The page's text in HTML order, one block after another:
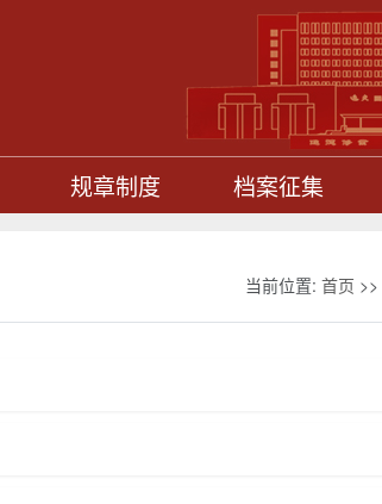
规章制度 档案征集
当前位置: 首页 >>